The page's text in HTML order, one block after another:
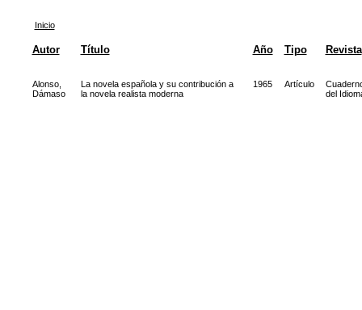
Inicio
Autor Título Año Tipo Revista
Alonso,
Dámaso
La novela española y su contribución a
la novela realista moderna
1965 Artículo
del